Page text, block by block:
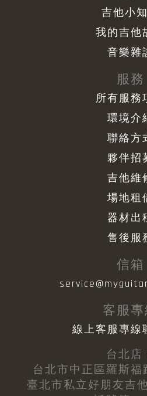
吉他小
我的吉他
音樂雜
服務
所有服務
環境介
聯絡方
夥伴招
吉他維
場地租
器材出
售後服
信箱
客服專
線上客服專線
台北店
台北市中正區羅斯福
臺北市私立好朋友吉